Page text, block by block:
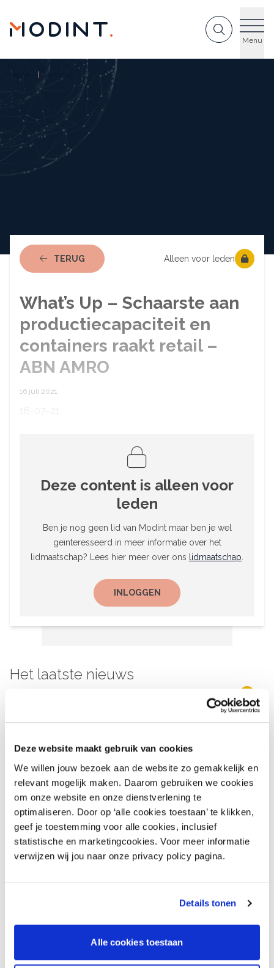
Deze website maakt gebruik van cookies
We willen jouw bezoek aan de website zo gemakkelijk en
relevant mogelijk maken. Daarom gebruiken we cookies
om onze website en onze dienstverlening te
optimaliseren. Door op ‘alle cookies toestaan’ te klikken,
geef je toestemming voor alle cookies, inclusief
statistische en marketingcookies. Voor meer informatie
verwijzen wij jou naar onze privacy policy pagina.
Details tonen
Alle cookies toestaan
Menu
Actueel
TERUGNAAR ACTUEEL Alleen voor leden
What’s Up – Schaarste aan
productiecapaciteit en
containers raakt retail –
ABN AMRO
16 juli 2021
Deze content is alleen voor
leden
Ben je nog geen lid van Modint maar ben je wel
geïnteresseerd in meer informatie over het
lidmaatschap? Lees hier meer over ons lidmaatschap
INLOGGEN
Het laatste nieuws
What’s Up – AI-blunders bij
webwinkels en
modemerken
Het voor u verzamelde bedrijfs- en
over cao-onderhandelingen
28 juli 2026
De cao-onderhandelingen zijn gestart en op 2
onderhandelingen staat ingepland voor 26